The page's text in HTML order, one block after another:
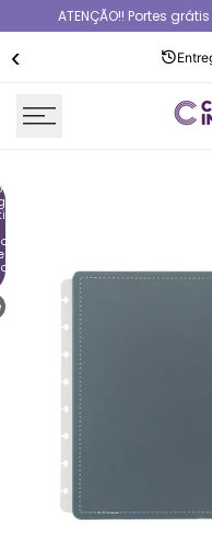
para
ATENÇÃO!! Portes
‹
{{